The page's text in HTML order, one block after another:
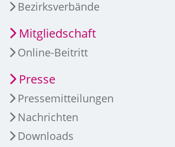
Bezirksverbände
Mitgliedschaft
Online-Beitritt
Presse
Pressemitteilungen
Nachrichten
Downloads